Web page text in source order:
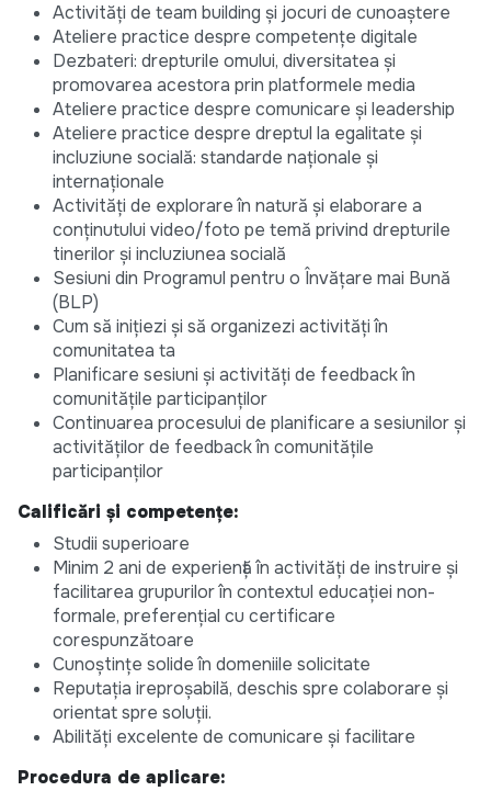
Activități de team building și jocuri de cunoaștere
Ateliere practice despre competențe digitale
Dezbateri: drepturile omului, diversitatea și
promovarea acestora prin platformele media
Ateliere practice despre comunicare și leadership
Ateliere practice despre dreptul la egalitate și
incluziune socială: standarde naționale și
internaționale
Activități de explorare în natură și elaborare a
conținutului video/foto pe temă privind drepturile
tinerilor și incluziunea socială
Sesiuni din Programul pentru o Învățare mai Bună
(BLP)
Cum să inițiezi și să organizezi activități în
comunitatea ta
Planificare sesiuni și activități de feedback în
comunitățile participanților
Continuarea procesului de planificare a sesiunilor și
activităților de feedback în comunitățile
participanților
Calificări și competențe:
Studii superioare
Minim 2 ani de experiență în activități de instruire și
facilitarea grupurilor în contextul educației non-
formale, preferențial cu certificare
corespunzătoare
Cunoștințe solide în domeniile solicitate
Reputația ireproșabilă, deschis spre colaborare și
orientat spre soluții.
Abilități excelente de comunicare și facilitare
Procedura de aplicare: